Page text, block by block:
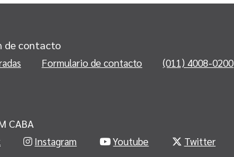
de contacto
Formulario de contacto (011) 4008-0200
CABA
Instagram Youtube Twitter